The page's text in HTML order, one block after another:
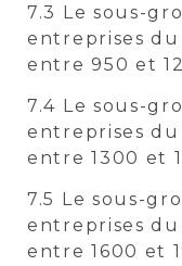
7.3 Le sous-
entreprises
entre 950 et
7.4 Le sous-
entreprises
entre 1300 et
7.5 Le sous-
entreprises
entre 1600 et